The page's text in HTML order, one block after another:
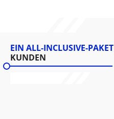
EIN ALL-INCLUSIVE-PAKET
KUNDEN